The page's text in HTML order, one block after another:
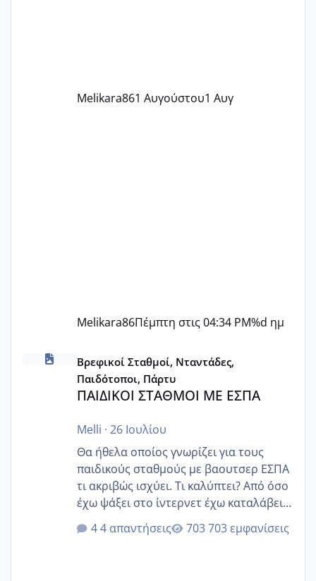
Melikara861 Αυγούστου1 Αυγ
Melikara86Πέμπτη στις 04:34 PM%d ημ
ΠΑΙΔΙΚΟΙ ΣΤΑΘΜΟΙ ΜΕ ΕΣΠΑ
Βρεφικοί Σταθμοί, Νταντάδες,
Παιδότοποι, Πάρτυ
ΠΑΙΔΙΚΟΙ ΣΤΑΘΜΟΙ ΜΕ ΕΣΠΑ
Melli · 26 Ιουλίου
Θα ήθελα οποίος γνωρίζει για τους
παιδικούς σταθμούς με βαουτσερ ΕΣΠΑ
τι ακριβώς ισχύει. Τι καλύπτει? Από όσο
έχω ψάξει στο ίντερνετ έχω καταλάβει
ότι το βαουτσερ καλύπτει όλα τα
δίδακτρα και τα τροφεια του ιδιωτικού
4 απαντήσεις 703 εμφανίσεις